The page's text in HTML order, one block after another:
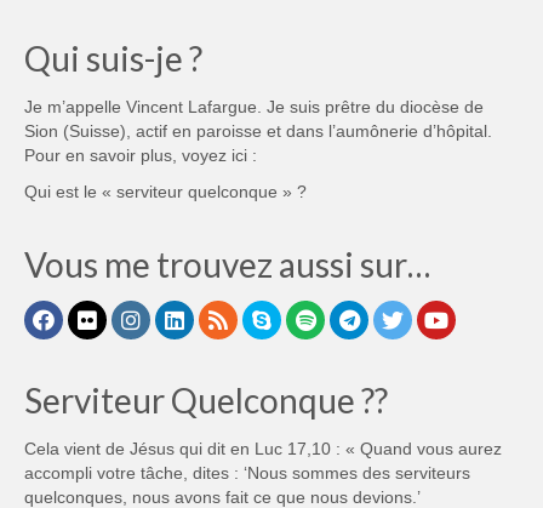
Qui suis-je ?
Je m’appelle Vincent Lafargue. Je suis prêtre du diocèse de
Sion (Suisse), actif en paroisse et dans l’aumônerie d’hôpital.
Pour en savoir plus, voyez ici :
Qui est le « serviteur quelconque » ?
Vous me trouvez aussi sur…
Serviteur Quelconque ??
Cela vient de Jésus qui dit en Luc 17,10 : « Quand vous aurez
accompli votre tâche, dites : ‘Nous sommes des serviteurs
quelconques, nous avons fait ce que nous devions.’